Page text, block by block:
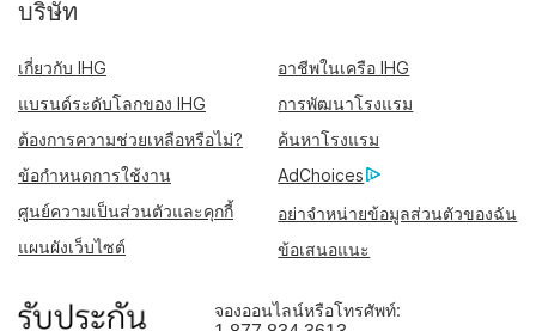
บริษัท
เกี่ยวกับ IHG
อาชีพในเครือ IHG
แบรนด์ระดับโลกของ IHG
การพัฒนาโรงแรม
ต้องการความช่วยเหลือหรือไม่?
ค้นหาโรงแรม
ข้อกำหนดการใช้งาน
AdChoices
ศูนย์ความเป็นส่วนตัวและคุกกี้
อย่าจำหน่ายข้อมูลส่วนตัวของฉัน
แผนผังเว็บไซต์
ข้อเสนอแนะ
จองออนไลน์หรือโทรศัพท์: